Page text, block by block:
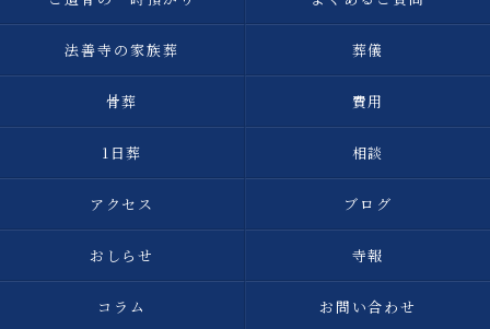
法善寺の家族葬 葬儀
骨葬 費用
1日葬 相談
アクセス ブログ
おしらせ 寺報
コラム お問い合わせ